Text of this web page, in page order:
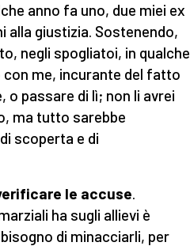
anno fa uno, due miei ex
alla giustizia. Sostenendo,
negli spogliatoi, in qualche
me, incurante del fatto
o passare di lì; non li avrei
ma tutto sarebbe
scoperta e di
le accuse.
ha sugli allievi è
di minacciarli, per